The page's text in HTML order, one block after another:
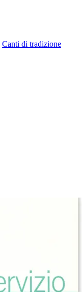
Canti di tradizione